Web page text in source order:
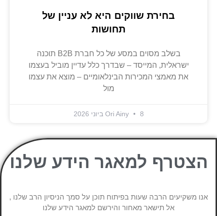
בחירת שווקים היא לא עניין של
תחושות
בשלב מסוים במסע של כל חברת B2B תוכנה
ישראלית, המייסד – שבדרך כלל עדיין מוביל בעצמו
את מאמצי המכירות הבינלאומיים – מוצא את עצמו
מול
Ori Ainy 8 ביוני 2026
הצטרף למאגר הידע שלנו
אנו משקיעים הרבה שעות בפיתוח תוכן על סמך הניסיון הרב שלנו ,
אל תישאר מאחור והירשם למאגר הידע שלנו